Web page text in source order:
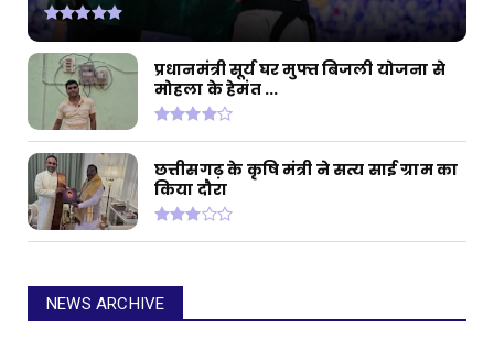
प्रधानमंत्री सूर्य घर मुफ्त बिजली योजना से
मोहला के हेमंत ...
छत्तीसगढ़ के कृषि मंत्री ने सत्य साई ग्राम का
किया दौरा
NEWS ARCHIVE